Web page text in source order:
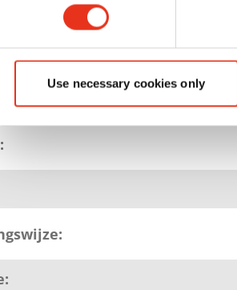
Use necessary cookies only